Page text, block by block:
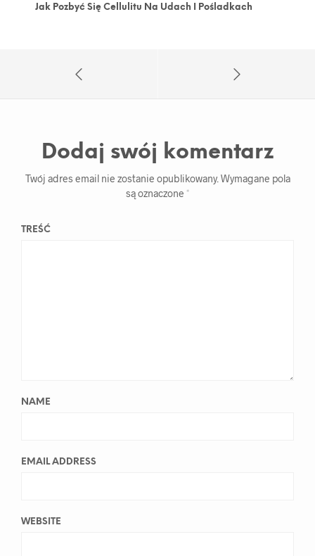
Jak Pozbyć Się Cellulitu Na Udach I Pośladkach
Dodaj swój komentarz
Twój adres email nie zostanie opublikowany. Wymagane pola
są oznaczone *
TREŚĆ
NAME
EMAIL ADDRESS
WEBSITE